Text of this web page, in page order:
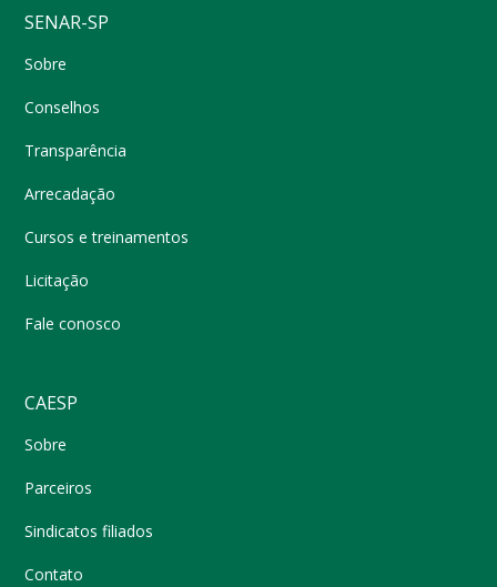
SENAR-SP
Sobre
Conselhos
Transparência
Arrecadação
Cursos e treinamentos
Licitação
Fale conosco
CAESP
Sobre
Parceiros
Sindicatos filiados
Contato